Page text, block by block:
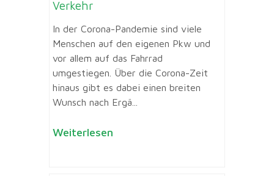
Verkehr
In der Corona-Pandemie sind viele
Menschen auf den eigenen Pkw und
vor allem auf das Fahrrad
umgestiegen. Über die Corona-Zeit
hinaus gibt es dabei einen breiten
Wunsch nach Ergä...
Weiterlesen